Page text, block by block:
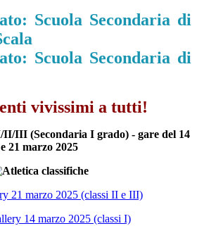
Scuola Secondaria di
Scuola Secondaria di
vivissimi a tutti!
II/III (Secondaria I grado) - gare del 14
e 21 marzo 2025
21 marzo 2025 (classi II e III)
14 marzo 2025 (classi I)